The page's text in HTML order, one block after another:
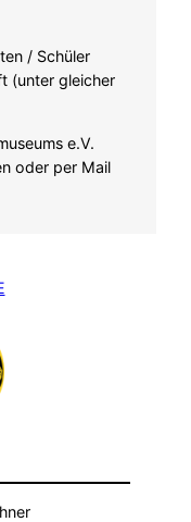
/ Schüler
(unter gleicher
e.V.
oder per Mail